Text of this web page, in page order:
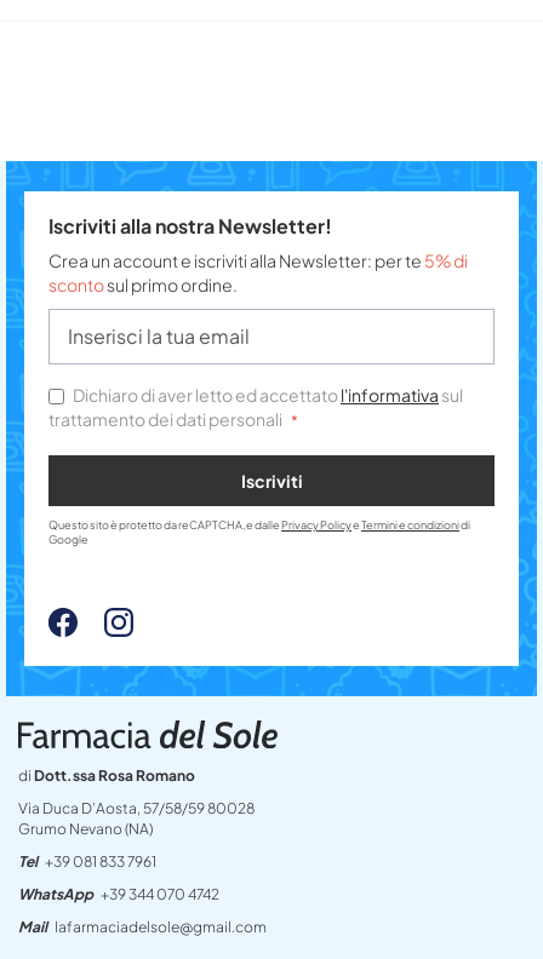
di Dott.ssa Rosa Romano
Via Duca D’Aosta, 57/58/59 80028
Grumo Nevano (NA)
Tel +39 081 833 7961
WhatsApp +39 344 070 4742
Mail lafarmaciadelsole@gmail.com
Iscriviti alla nostra Newsletter!
Crea un account e iscriviti alla Newsletter: per te 5% di
scontosul primo ordine.
Dichiaro di aver letto ed accettatol'informativa sul
trattamento dei dati personali
Iscriviti
Questo sito è protetto da reCAPTCHA, e dalle Privacy PolicyeTermini e condizionidi
Google